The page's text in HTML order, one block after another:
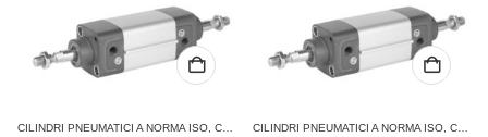
CILINDRI PNEUMATICI A NORMA ISO, CILINDRI PNEUMATICI E AZIONAMENTI , SERIE
CILINDRI PNEUMATICI A NORMA ISO, CILINDRI PNEUMATICI E AZIONAMENTI